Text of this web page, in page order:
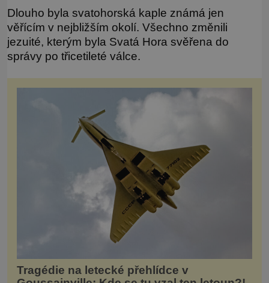
Dlouho byla svatohorská kaple známá jen
věřícím v nejbližším okolí. Všechno změnili
jezuité, kterým byla Svatá Hora svěřena do
správy po třicetileté válce.
Tragédie na letecké přehlídce v